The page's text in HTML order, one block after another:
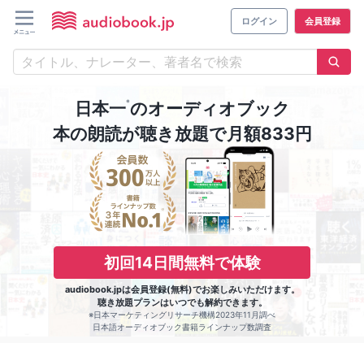
ログイン 会員登録
日本一※のオーディオブック
本の朗読が聴き放題で月額833円
初回14日間無料で体験
audiobook.jpは会員登録(無料)でお楽しみいただけます。
聴き放題プランはいつでも解約できます。
※日本マーケティングリサーチ機構2023年11月調べ
日本語オーディオブック書籍ラインナップ数調査